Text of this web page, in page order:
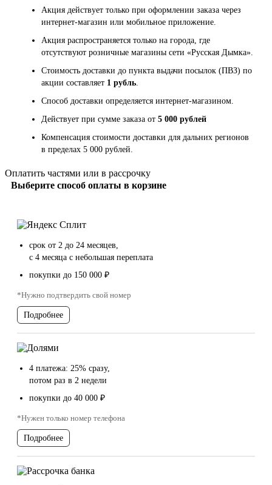
Акция действует только при оформлении заказа через
интернет-магазин или мобильное приложение.
Акция распространяется только на города, где
отсутствуют розничные магазины сети «Русская Дымка».
Стоимость доставки до пункта выдачи посылок (ПВЗ) по
акции составляет 1 рубль.
Способ доставки определяется интернет-магазином.
Действует при сумме заказа от 5 000 рублей
Компенсация стоимости доставки для дальних регионов
в пределах 5 000 рублей.
Оплатить частями или в рассрочку
Выберите способ оплаты в корзине
срок от 2 до 24 месяцев,
с 4 месяца с небольшая переплата
покупки до 150 000 ₽
*Нужно подтвердить свой номер
Подробнее
4 платежа: 25% сразу,
потом раз в 2 недели
покупки до 40 000 ₽
*Нужен только номер телефона
Подробнее